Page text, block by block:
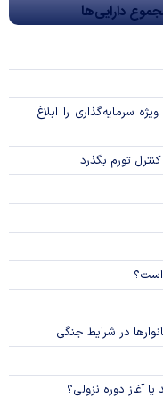
دارایی‌ها
سرمایه‌گذاری را ابلاغ
تورم بگذرد
است؟
در شرایط جنگی